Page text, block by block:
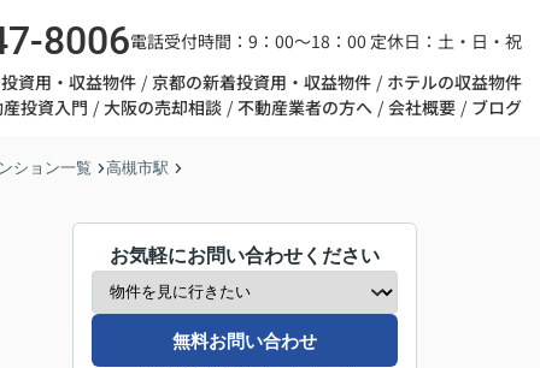
8006電話受付時間：9：00～18：00 定休日：土・日・祝
資用・収益物件
京都の新着投資用・収益物件
ホテルの収益物件
投資入門
大阪の売却相談 不動産業者の方へ 会社概要 ブログ
ション一覧 高槻市駅
お気軽にお問い合わせください
無料お問い合わせ